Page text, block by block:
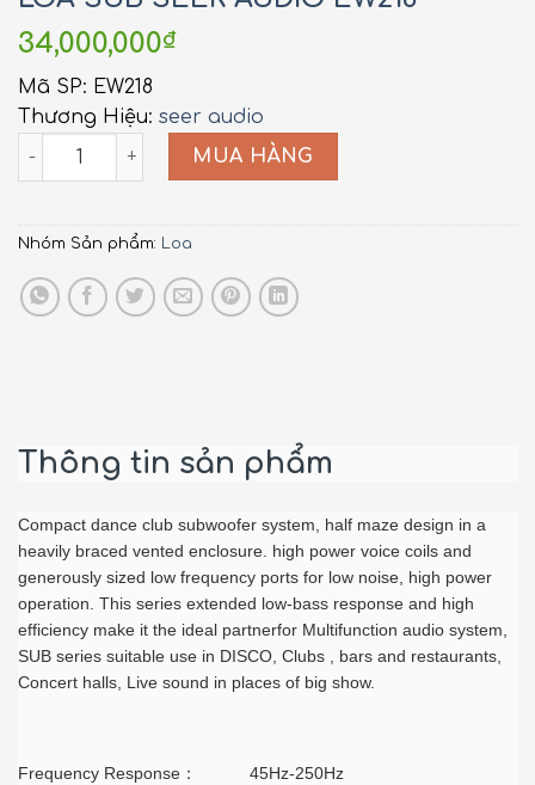
34,000,000₫
Mã SP: EW218
Thương Hiệu: seer audio
EW218 quantity
MUA HÀNG
Nhóm Sản phẩm: Loa
Thông tin sản phẩm
Compact dance club subwoofer system, half maze design in a
heavily braced vented enclosure. high power voice coils and
generously sized low frequency ports for low noise, high power
operation. This series extended low-bass response and high
efficiency make it the ideal partnerfor Multifunction audio system,
SUB series suitable use in DISCO, Clubs , bars and restaurants,
Concert halls, Live sound in places of big show.
Frequency Response： 45Hz-250Hz